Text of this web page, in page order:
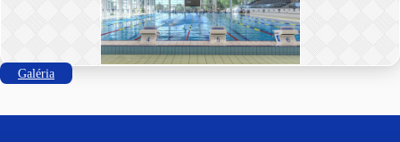
Galéria